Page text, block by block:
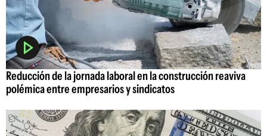
Reducción de la jornada laboral en la construcción reaviva
polémica entre empresarios y sindicatos